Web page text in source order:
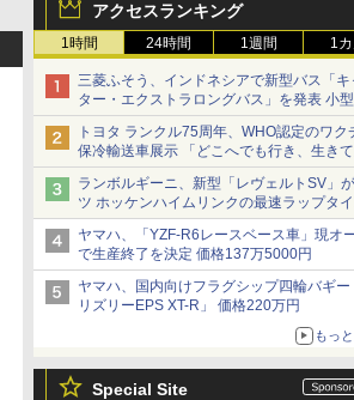
アクセスランキング
1時間 24時間 1週間 1カ
三菱ふそう、インドネシアで新型バス「キ
ター・エクストラロングバス」を発表 小
ックベースの観光・旅客輸送向けバス
トヨタ ランクル75周年、WHO認定のワク
保冷輸送車展示 「どこへでも行き、生き
てこられる」ランドクルーザーで命をつな
ランボルギーニ、新型「レヴェルトSV」
ツ ホッケンハイムリンクの最速ラップタ
記録
ヤマハ、「YZF-R6レースベース車」現オ
で生産終了を決定 価格137万5000円
ヤマハ、国内向けフラグシップ四輪バギー
リズリーEPS XT-R」 価格220万円
もっ
Special Site